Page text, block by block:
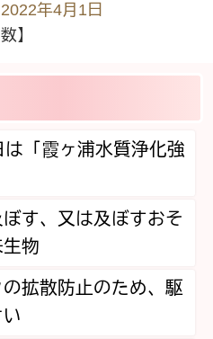
2022年4月1日
】
「霞ヶ浦水質浄化強
す、又は及ぼすおそ
物
拡散防止のため、駆